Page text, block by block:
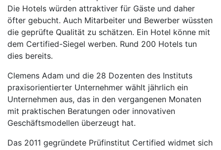
Die Hotels würden attraktiver für Gäste und daher
öfter gebucht. Auch Mitarbeiter und Bewerber wüssten
die geprüfte Qualität zu schätzen. Ein Hotel könne mit
dem Certified-Siegel werben. Rund 200 Hotels tun
dies bereits.
Clemens Adam und die 28 Dozenten des Instituts
praxisorientierter Unternehmer wählt jährlich ein
Unternehmen aus, das in den vergangenen Monaten
mit praktischen Beratungen oder innovativen
Geschäftsmodellen überzeugt hat.
Das 2011 gegründete Prüfinstitut Certified widmet sich